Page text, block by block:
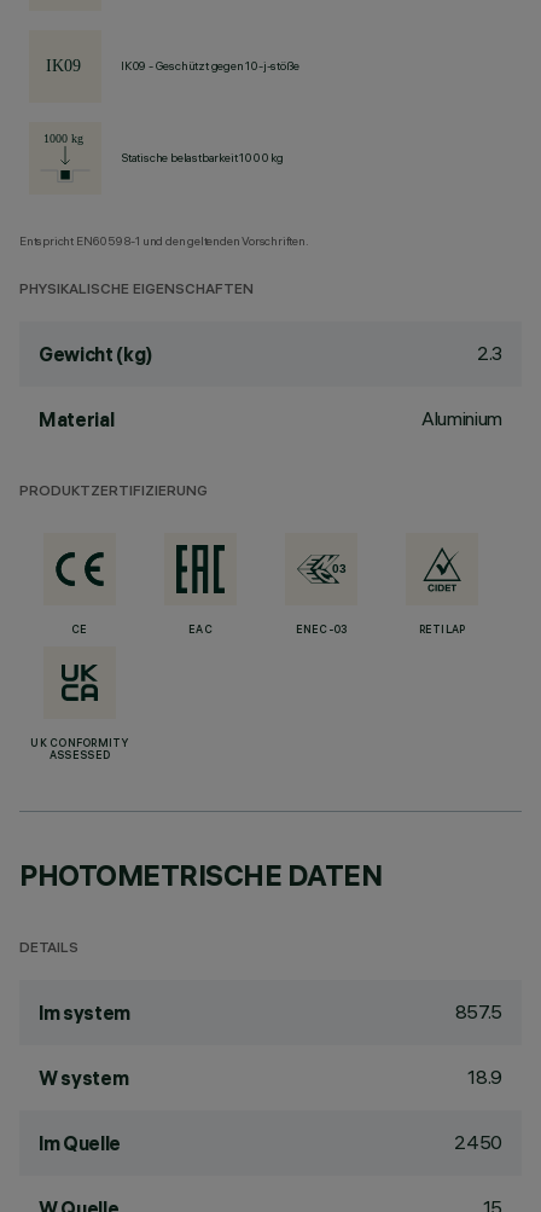
IK09 - Geschützt gegen 10-j-stöße
Statische belastbarkeit 1000 kg
Entspricht EN60598-1 und den geltenden Vorschriften.
PHYSIKALISCHE EIGENSCHAFTEN
Gewicht (kg) 2.3
Material Aluminium
PRODUKTZERTIFIZIERUNG
CE EAC ENEC-03 RETILAP
UK CONFORMITY
ASSESSED
PHOTOMETRISCHE DATEN
DETAILS
lm system 857.5
W system 18.9
lm Quelle 2450
15